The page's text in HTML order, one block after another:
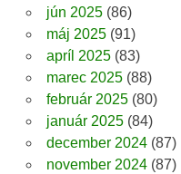
jún 2025(86)
máj 2025(91)
apríl 2025(83)
marec 2025(88)
február 2025(80)
január 2025(84)
december 2024(87)
november 2024(87)